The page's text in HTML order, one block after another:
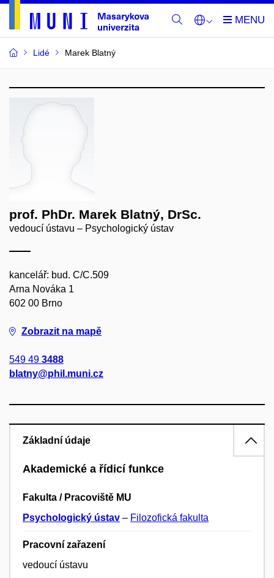
Lidé Marek Blatný
prof. PhDr. Marek Blatný, DrSc.
vedoucí ústavu – Psychologický ústav
kancelář: bud. C/C.509
Arna Nováka 1
602 00 Brno
Zobrazit na mapě
549 49 3488
blatny@phil.muni.cz
Základní údaje
Akademické a řídicí funkce
Fakulta / Pracoviště MU
Psychologický ústav – Filozofická fakulta
Pracovní zařazení
vedoucí ústavu